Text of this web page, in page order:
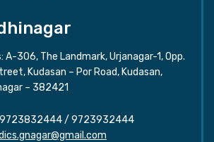
A-306, The Landmark, Urjanagar-1, Opp.
Kudasan – Por Road, Kudasan,
– 382421
9723832444/ 9723932444